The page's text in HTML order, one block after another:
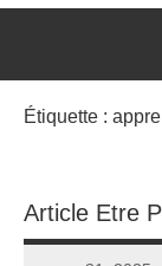
Étiquette :
Article Etre